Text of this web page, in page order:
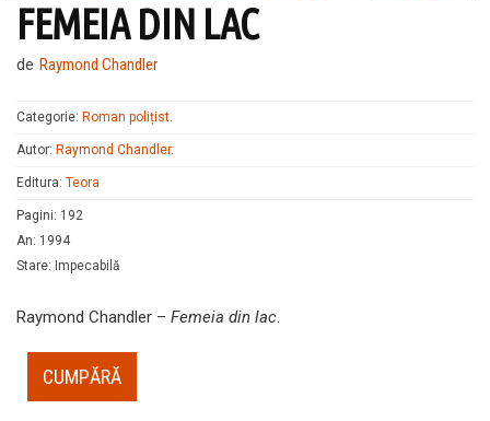
FEMEIA DIN LAC
de Raymond Chandler
Categorie: Roman polițist.
Autor: Raymond Chandler.
Editura: Teora
Pagini: 192
An: 1994
Stare: Impecabilă
Raymond Chandler – Femeia din lac.
CUMPĂRĂ